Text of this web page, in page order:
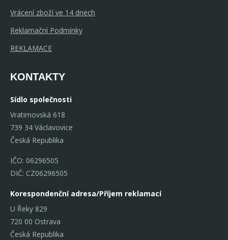
Vrácení zboží ve 14 dnech
Reklamační Podmínky
REKLAMACE
KONTAKTY
Sídlo společnosti
Vratimovská 618
739 34 Václavovice
Česká Republika
IČO: 06296505
DIČ: CZ06296505
Korespondenční adresa/Příjem reklamací
U Řeky 829
720 00 Ostrava
Česká Republika